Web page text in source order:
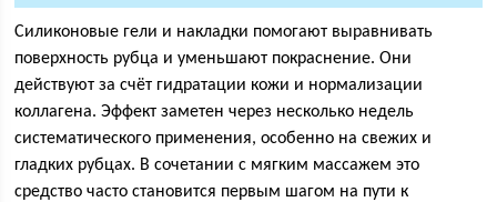
Силиконовые гели и накладки помогают выравнивать
поверхность рубца и уменьшают покраснение. Они
действуют за счёт гидратации кожи и нормализации
коллагена. Эффект заметен через несколько недель
систематического применения, особенно на свежих и
гладких рубцах. В сочетании с мягким массажем это
средство часто становится первым шагом на пути к